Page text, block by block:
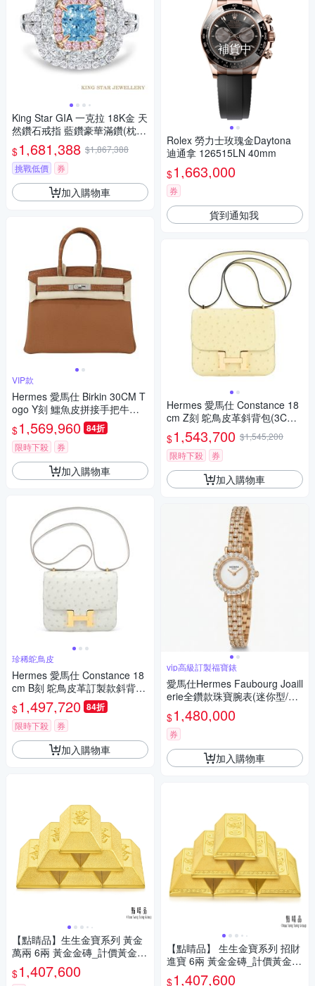
King Star GIA 一克拉 18K金 天
然鑽石戒指 藍鑽豪華滿鑽(枕型
花式車工/戒墜2用款)
$1,681,388 $1,867,388
挑戰低價
券
加入購物車
VIP款
Hermes 愛馬仕 Birkin 30CM T
ogo Y刻 鱷魚皮拼接手把牛皮
柏金包(AC駝色/銀釦)
$1,569,960 84折
限時下殺 券
加入購物車
珍稀鴕鳥皮
Hermes 愛馬仕 Constance 18
cm B刻 鴕鳥皮革訂製款斜背包
(灰/金釦)
$1,497,720 84折
限時下殺 券
加入購物車
【點睛品】生生金寶系列 黃金
萬兩 6兩 黃金金磚_計價黃金(1
兩x6塊)
$1,407,600
補貨中
Rolex 勞力士玫瑰金Daytona
迪通拿 126515LN 40mm
$1,663,000
券
貨到通知我
Hermes 愛馬仕 Constance 18
cm Z刻 鴕鳥皮革斜背包(3C羊
毛白/玫瑰金釦)
$1,543,700 $1,545,200
限時下殺
券
加入購物車
vip高級訂製福寶錶
愛馬仕Hermes Faubourg Joaill
erie全鑽款珠寶腕表(迷你型/15
mm/18K金/鑽石)
$1,480,000
券
加入購物車
【點睛品】 生生金寶系列 招財
進寶 6兩 黃金金磚_計價黃金(1
兩x6塊)
$1,407,600